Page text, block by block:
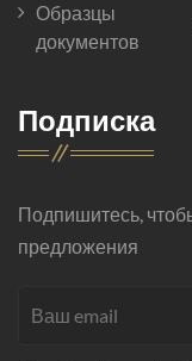
Образцы
документов
Подписка
Подпишитесь,
предложения